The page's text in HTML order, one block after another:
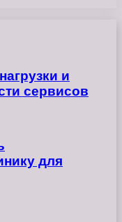
и
сервисов
для